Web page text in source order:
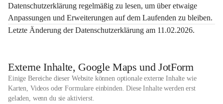
Datenschutzerklärung regelmäßig zu lesen, um über etwaige
Anpassungen und Erweiterungen auf dem Laufenden zu bleiben.
Letzte Änderung der Datenschutzerklärung am 11.02.2026.
Externe Inhalte, Google Maps und JotForm
Einige Bereiche dieser Website können optionale externe Inhalte wie
Karten, Videos oder Formulare einbinden. Diese Inhalte werden erst
geladen, wenn du sie aktivierst.